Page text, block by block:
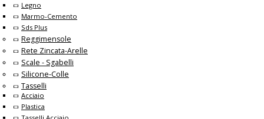
Legno
Marmo-Cemento
Sds Plus
Reggimensole
Rete Zincata-Arelle
Scale - Sgabelli
Silicone-Colle
Tasselli
Acciaio
Plastica